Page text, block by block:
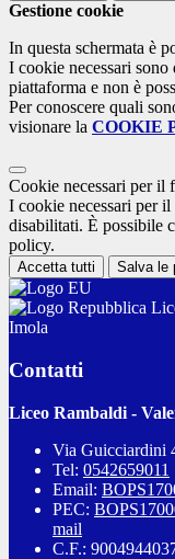
Gestione cookie
In questa schermata è
I cookie necessari
piattaforma e non è
Per conoscere quali
visionare la COOKIE
Cookie necessari per il
I cookie necessari per
disabilitati. È possibile
policy.
Accetta tutti Salva le
Imola
Contatti
Liceo Rambaldi -
Via Guicciardini
Tel: 0542659011
Email:
PEC:
mail
C.F.: